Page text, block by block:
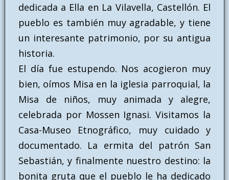
dedicada a Ella en La Vilavella, Castellón. El
pueblo es también muy agradable, y tiene
un interesante patrimonio, por su antigua
historia.
El día fue estupendo. Nos acogieron muy
bien, oímos Misa en la iglesia parroquial, la
Misa de niños, muy animada y alegre,
celebrada por Mossen Ignasi. Visitamos la
Casa-Museo Etnográfico, muy cuidado y
documentado. La ermita del patrón San
Sebastián, y finalmente nuestro destino: la
bonita gruta que el pueblo le ha dedicado